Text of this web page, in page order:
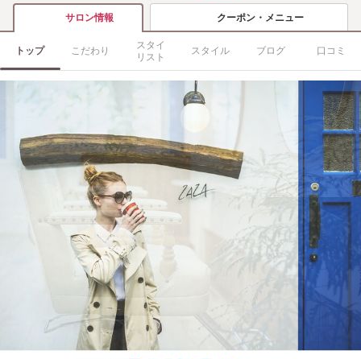
サロン情報 クーポン・メニュー
トップ こだわり
スタイ
リスト
スタイル ブログ 口コミ